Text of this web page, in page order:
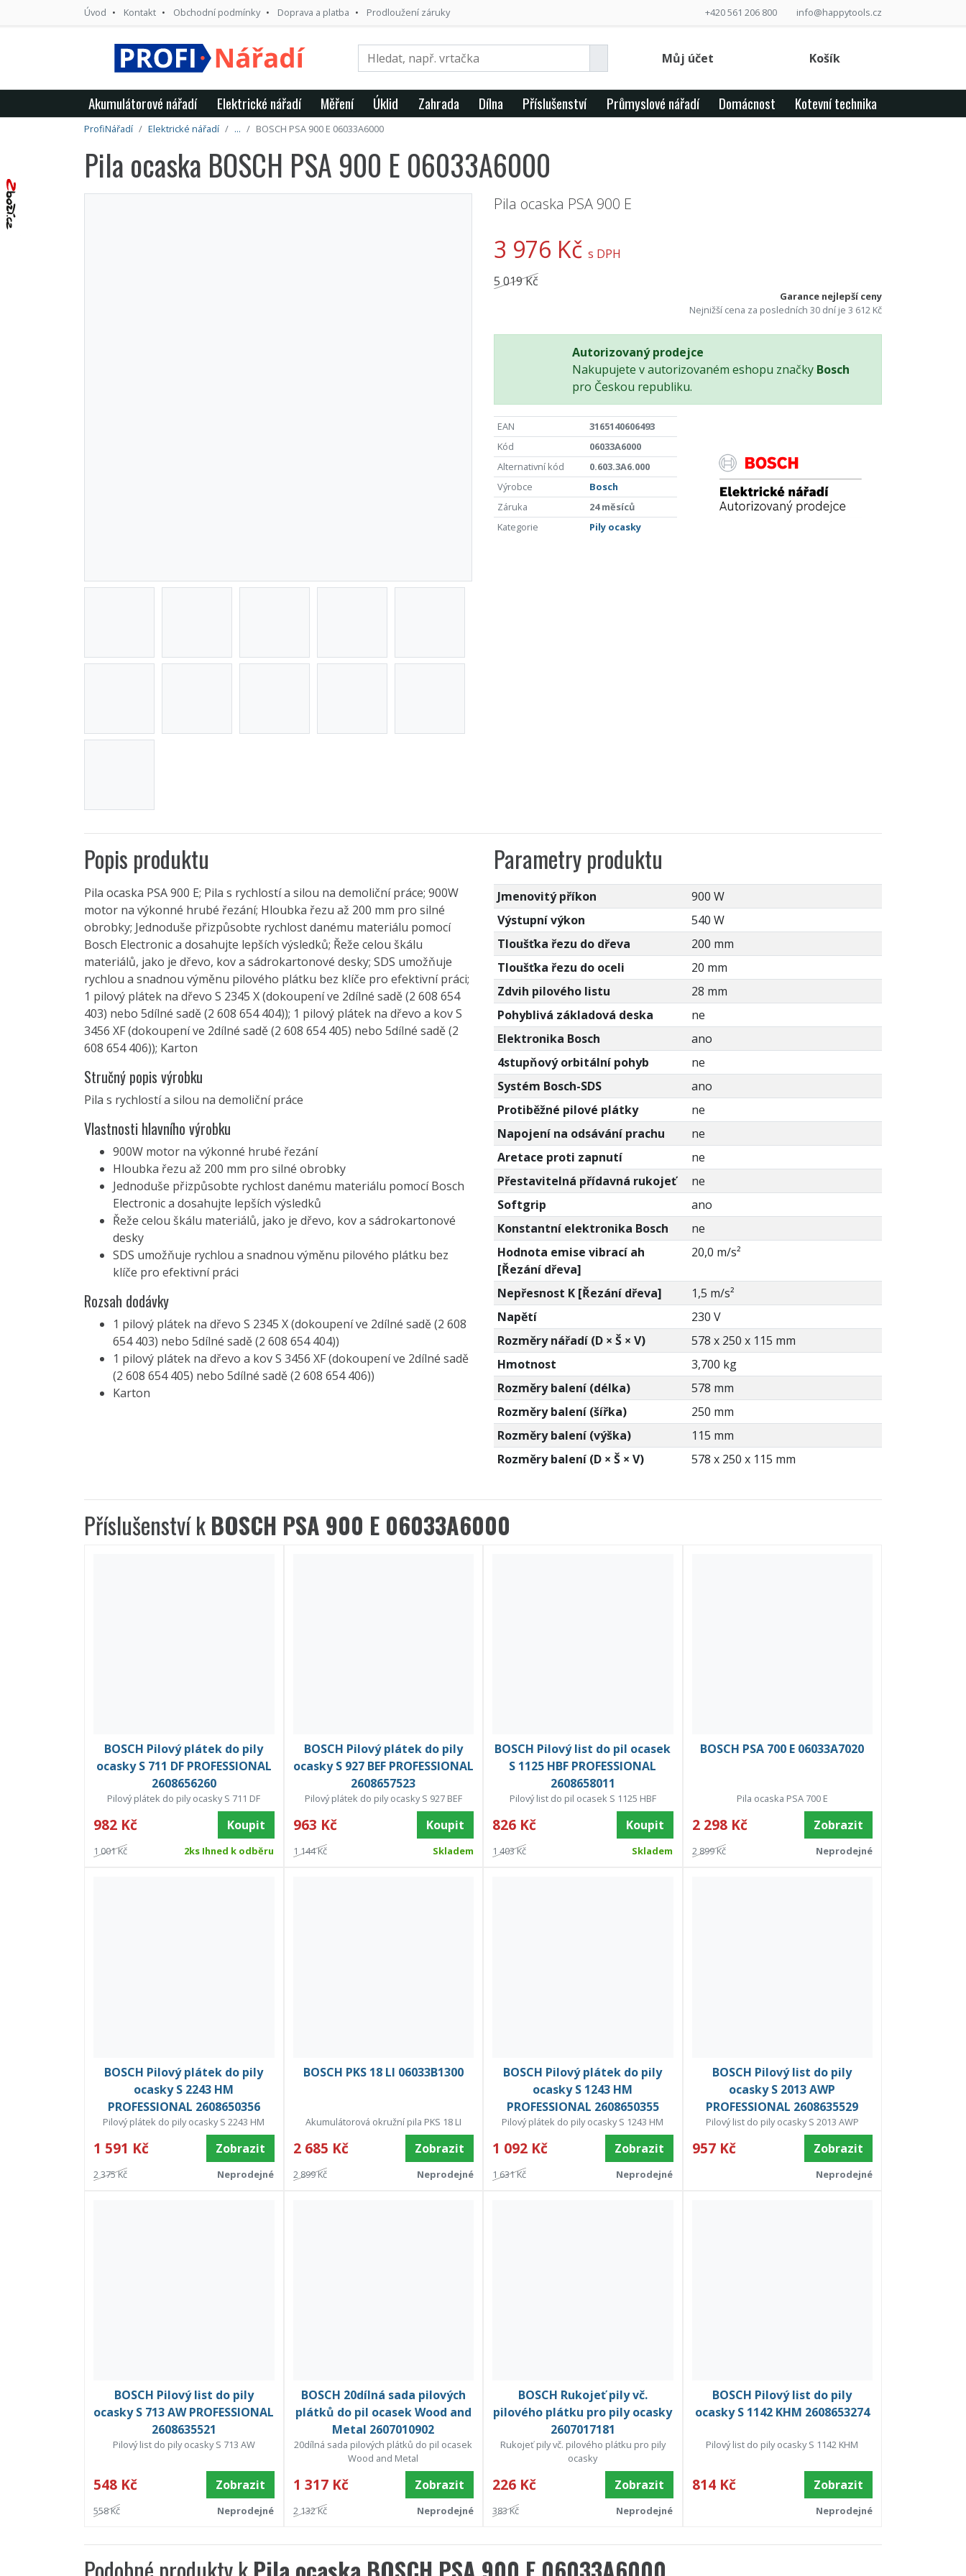
Úvod Kontakt Obchodní podmínky Doprava a platba Prodloužení záruky +420 561 206 800 info@happytools.cz
Můj účet Košík
Akumulátorové nářadí Elektrické nářadí Měření Úklid Zahrada Dílna Příslušenství Průmyslové nářadí Domácnost Kotevní technika
ProfiNářadí Elektrické nářadí ... BOSCH PSA 900 E 06033A6000
Pila ocaska BOSCH PSA 900 E 06033A6000
Pila ocaska PSA 900 E
3 976 Kč s DPH
5 019 Kč
Garance nejlepší ceny
Nejnižší cena za posledních 30 dní je 3 612 Kč
Autorizovaný prodejce
Nakupujete v autorizovaném eshopu značky Bosch
pro Českou republiku.
EAN
3165140606493
Kód
06033A6000
Alternativní kód
0.603.3A6.000
Výrobce
Bosch
Záruka
24 měsíců
Kategorie
Pily ocasky
Popis produktu
Pila ocaska PSA 900 E; Pila s rychlostí a silou na demoliční práce; 900W
motor na výkonné hrubé řezání; Hloubka řezu až 200 mm pro silné
obrobky; Jednoduše přizpůsobte rychlost danému materiálu pomocí
Bosch Electronic a dosahujte lepších výsledků; Řeže celou škálu
materiálů, jako je dřevo, kov a sádrokartonové desky; SDS umožňuje
rychlou a snadnou výměnu pilového plátku bez klíče pro efektivní práci;
1 pilový plátek na dřevo S 2345 X (dokoupení ve 2dílné sadě (2 608 654
403) nebo 5dílné sadě (2 608 654 404)); 1 pilový plátek na dřevo a kov S
3456 XF (dokoupení ve 2dílné sadě (2 608 654 405) nebo 5dílné sadě (2
608 654 406)); Karton
Stručný popis výrobku
Pila s rychlostí a silou na demoliční práce
Vlastnosti hlavního výrobku
900W motor na výkonné hrubé řezání
Hloubka řezu až 200 mm pro silné obrobky
Jednoduše přizpůsobte rychlost danému materiálu pomocí Bosch
Electronic a dosahujte lepších výsledků
Řeže celou škálu materiálů, jako je dřevo, kov a sádrokartonové
desky
SDS umožňuje rychlou a snadnou výměnu pilového plátku bez
klíče pro efektivní práci
Rozsah dodávky
1 pilový plátek na dřevo S 2345 X (dokoupení ve 2dílné sadě (2 608
654 403) nebo 5dílné sadě (2 608 654 404))
1 pilový plátek na dřevo a kov S 3456 XF (dokoupení ve 2dílné sadě
(2 608 654 405) nebo 5dílné sadě (2 608 654 406))
Karton
Parametry produktu
Jmenovitý příkon
900 W
Výstupní výkon
540 W
Tloušťka řezu do dřeva
200 mm
Tloušťka řezu do oceli
20 mm
Zdvih pilového listu
28 mm
Pohyblivá základová deska
ne
Elektronika Bosch
ano
4stupňový orbitální pohyb
ne
Systém Bosch-SDS
ano
Protiběžné pilové plátky
ne
Napojení na odsávání prachu
ne
Aretace proti zapnutí
ne
Přestavitelná přídavná rukojeť
ne
Softgrip
ano
Konstantní elektronika Bosch
ne
Hodnota emise vibrací ah
[Řezání dřeva]
20,0 m/s²
Nepřesnost K [Řezání dřeva]
1,5 m/s²
Napětí
230 V
Rozměry nářadí (D × Š × V)
578 x 250 x 115 mm
Hmotnost
3,700 kg
Rozměry balení (délka)
578 mm
Rozměry balení (šířka)
250 mm
Rozměry balení (výška)
115 mm
Rozměry balení (D × Š × V)
578 x 250 x 115 mm
Příslušenství kBOSCH PSA 900 E 06033A6000
BOSCH Pilový plátek do pily
ocasky S 711 DF PROFESSIONAL
2608656260
Pilový plátek do pily ocasky S 711 DF
982 Kč Koupit
1 001 Kč 2ks Ihned k odběru
BOSCH Pilový plátek do pily
ocasky S 927 BEF PROFESSIONAL
2608657523
Pilový plátek do pily ocasky S 927 BEF
963 Kč Koupit
1 144 Kč Skladem
BOSCH Pilový list do pil ocasek
S 1125 HBF PROFESSIONAL
2608658011
Pilový list do pil ocasek S 1125 HBF
826 Kč Koupit
1 403 Kč Skladem
BOSCH PSA 700 E 06033A7020
Pila ocaska PSA 700 E
2 298 Kč Zobrazit
2 899 Kč Neprodejné
BOSCH Pilový plátek do pily
ocasky S 2243 HM
PROFESSIONAL 2608650356
Pilový plátek do pily ocasky S 2243 HM
1 591 Kč Zobrazit
2 375 Kč Neprodejné
BOSCH PKS 18 LI 06033B1300
Akumulátorová okružní pila PKS 18 LI
2 685 Kč Zobrazit
2 899 Kč Neprodejné
BOSCH Pilový plátek do pily
ocasky S 1243 HM
PROFESSIONAL 2608650355
Pilový plátek do pily ocasky S 1243 HM
1 092 Kč Zobrazit
1 631 Kč Neprodejné
BOSCH Pilový list do pily
ocasky S 2013 AWP
PROFESSIONAL 2608635529
Pilový list do pily ocasky S 2013 AWP
957 Kč Zobrazit
Neprodejné
BOSCH Pilový list do pily
ocasky S 713 AW PROFESSIONAL
2608635521
Pilový list do pily ocasky S 713 AW
548 Kč Zobrazit
558 Kč Neprodejné
BOSCH 20dílná sada pilových
plátků do pil ocasek Wood and
Metal 2607010902
20dílná sada pilových plátků do pil ocasek
Wood and Metal
1 317 Kč Zobrazit
2 132 Kč Neprodejné
BOSCH Rukojeť pily vč.
pilového plátku pro pily ocasky
2607017181
Rukojeť pily vč. pilového plátku pro pily
ocasky
226 Kč Zobrazit
383 Kč Neprodejné
BOSCH Pilový list do pily
ocasky S 1142 KHM 2608653274
Pilový list do pily ocasky S 1142 KHM
814 Kč Zobrazit
Neprodejné